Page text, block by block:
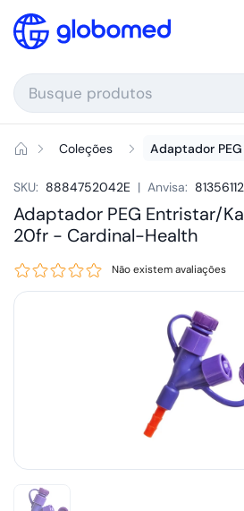
Ir para o conteúdo
Coleções Adaptador
SKU: 8884752042E | Anvisa:
Adaptador PEG Entristar/
20fr - Cardinal-Health
Não existem avaliações